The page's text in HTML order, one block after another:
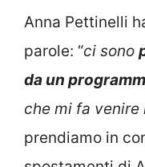
Anna Pettinelli
parole: “ci sono
da un
che mi fa
prendiamo in